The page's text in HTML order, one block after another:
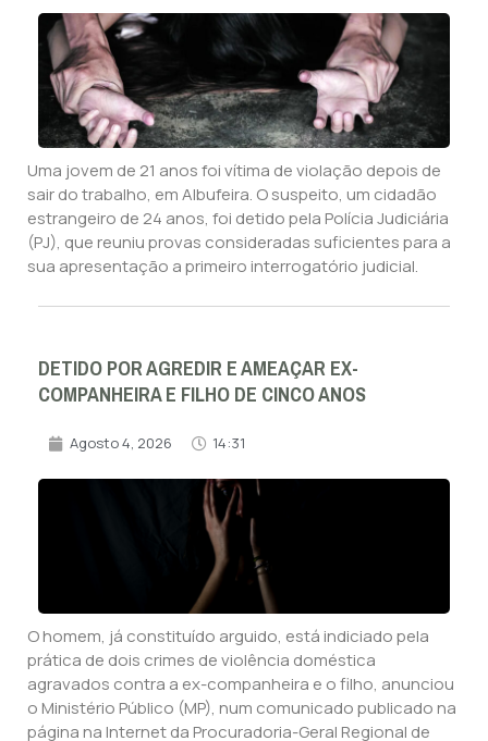
Uma jovem de 21 anos foi vítima de violação depois de
sair do trabalho, em Albufeira. O suspeito, um cidadão
estrangeiro de 24 anos, foi detido pela Polícia Judiciária
(PJ), que reuniu provas consideradas suficientes para a
sua apresentação a primeiro interrogatório judicial.
DETIDO POR AGREDIR E AMEAÇAR EX-
COMPANHEIRA E FILHO DE CINCO ANOS
Agosto 4, 2026 14:31
O homem, já constituído arguido, está indiciado pela
prática de dois crimes de violência doméstica
agravados contra a ex-companheira e o filho, anunciou
o Ministério Público (MP), num comunicado publicado na
página na Internet da Procuradoria-Geral Regional de